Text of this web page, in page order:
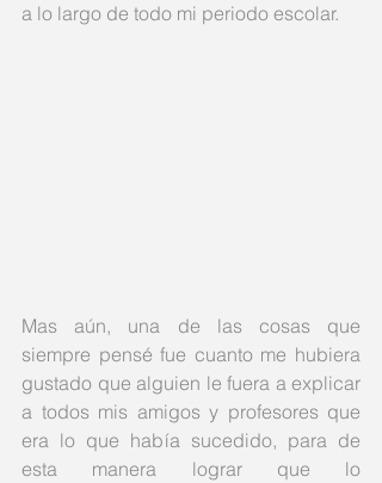
a lo largo de todo mi periodo escolar.
Mas aún, una de las cosas que
siempre pensé fue cuanto me hubiera
gustado que alguien le fuera a explicar
a todos mis amigos y profesores que
era lo que había sucedido, para de
esta manera lograr que lo